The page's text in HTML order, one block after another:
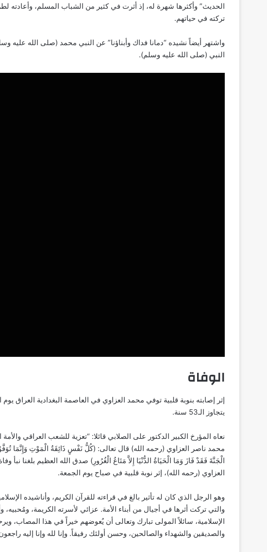
الحديث” وأكثرها شهرة له، إذ أثرت في كثير من الشباب المسلم، وأعادته
تركته في حياتهم.
واشتهر أيضاً نشيده “دمانا فداك وأبناؤنا” عن النبي محمد (صلى الله عليه
النبي (صلى الله عليه وسلم).
الوفاة
يتجاوز الـ53 سنة.
نعاه المؤرخ الكبير الدكتور على الصلابي قائلا: “تعزية للشعب العراقي
محمد ناصر العزاوي (رحمه الله) قال تعالى: (كُلُّ نَفْسٍ ذَائِقَةُ الْمَوْتِ وَإِنَّمَا
الْجَنَّةَ فَقَدْ فَازَ وَمَا الْحَيَاةُ الدُّنْيَا إِلاَّ مَتَاعُ الْغُرُورِ) صدق الله العظيم بلغنا نبأ
العزاوي (رحمه الله)، إثر نوبة قلبية في صباح يوم الجمعة.
وهو الرجل الذي كان له تأثير بالغ في قراءته للقرآن الكريم، وأناشيده
والتي تركت أثرها في أجيال من أبناء الأمة. عزائي لأسرته الكريمة، ومُحبيه،
الإسلامية، سائلاً المولى تبارك وتعالى أن يُعوضهم خيراً في هذا المصاب،
والصديقين والشهداء والصالحين، وحسن أولئك رفيقاً. وإنا لله وإنا إليه